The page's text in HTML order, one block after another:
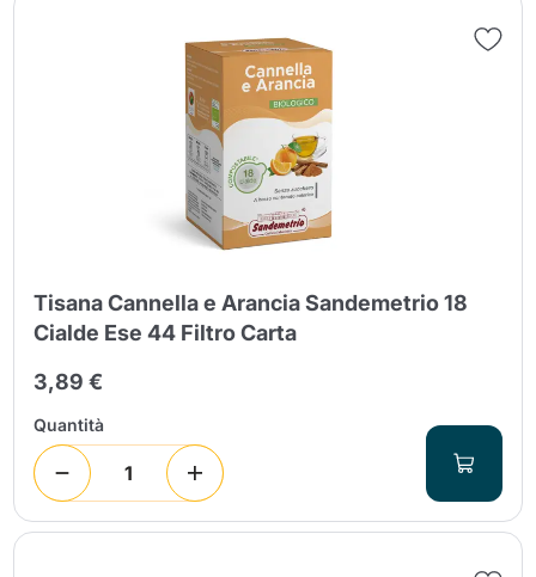
Tisana Cannella e Arancia Sandemetrio 18
Cialde Ese 44 Filtro Carta
3,89 €
Quantità